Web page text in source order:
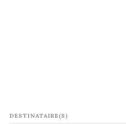
DESTINATAIRE(S)